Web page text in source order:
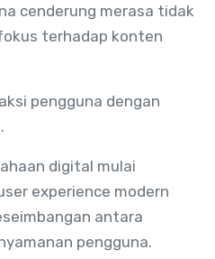
cenderung merasa tidak
terhadap konten
pengguna dengan
digital mulai
experience modern
antara
pengguna.